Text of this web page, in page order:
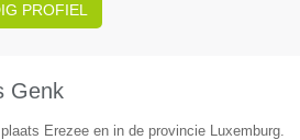
PROFIEL
Genk
Erezee en in de provincie Luxemburg.